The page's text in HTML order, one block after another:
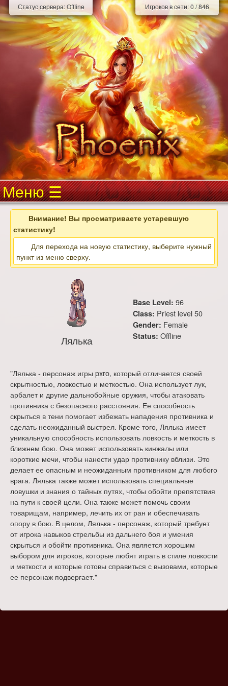
Статус сервера:Offline Игроков в сети:0 /846
Меню
Внимание! Вы просматриваете устаревшую
статистику!
Для перехода на новую статистику, выберите нужный
пункт из меню сверху.
Лялька
Base Level: 96
Class: Priest level 50
Gender: Female
Status: Offline
"Лялька - персонаж игры pxro, который отличается своей
скрытностью, ловкостью и меткостью. Она использует лук,
арбалет и другие дальнобойные оружия, чтобы атаковать
противника с безопасного расстояния. Ее способность
скрыться в тени помогает избежать нападения противника и
сделать неожиданный выстрел. Кроме того, Лялька имеет
уникальную способность использовать ловкость и меткость в
ближнем бою. Она может использовать кинжалы или
короткие мечи, чтобы нанести удар противнику вблизи. Это
делает ее опасным и неожиданным противником для любого
врага. Лялька также может использовать специальные
ловушки и знания о тайных путях, чтобы обойти препятствия
на пути к своей цели. Она также может помочь своим
товарищам, например, лечить их от ран и обеспечивать
опору в бою. В целом, Лялька - персонаж, который требует
от игрока навыков стрельбы из дальнего боя и умения
скрыться и обойти противника. Она является хорошим
выбором для игроков, которые любят играть в стиле ловкости
и меткости и которые готовы справиться с вызовами, которые
ее персонаж подвергает."